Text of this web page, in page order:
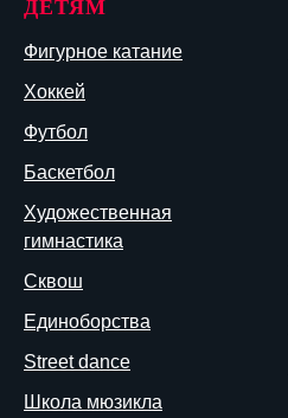
ДЕТЯМ
Фигурное катание
Хоккей
Футбол
Баскетбол
Художественная
гимнастика
Сквош
Единоборства
Street dance
Школа мюзикла